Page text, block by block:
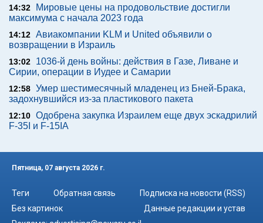
14:32
Мировые цены на продовольствие достигли
максимума с начала 2023 года
14:12 Авиакомпании KLM и United объявили о
возвращении в Израиль
13:02
1036-й день войны: действия в Газе, Ливане и
Сирии, операции в Иудее и Самарии
12:58 Умер шестимесячный младенец из Бней-Брака,
задохнувшийся из-за пластикового пакета
12:10 Одобрена закупка Израилем еще двух эскадрилий
F-35I и F-15IA
Пятница, 07 августа 2026 г.
Теги Обратная связь
Подписка на новости (RSS)
Без картинок
Данные редакции и устав